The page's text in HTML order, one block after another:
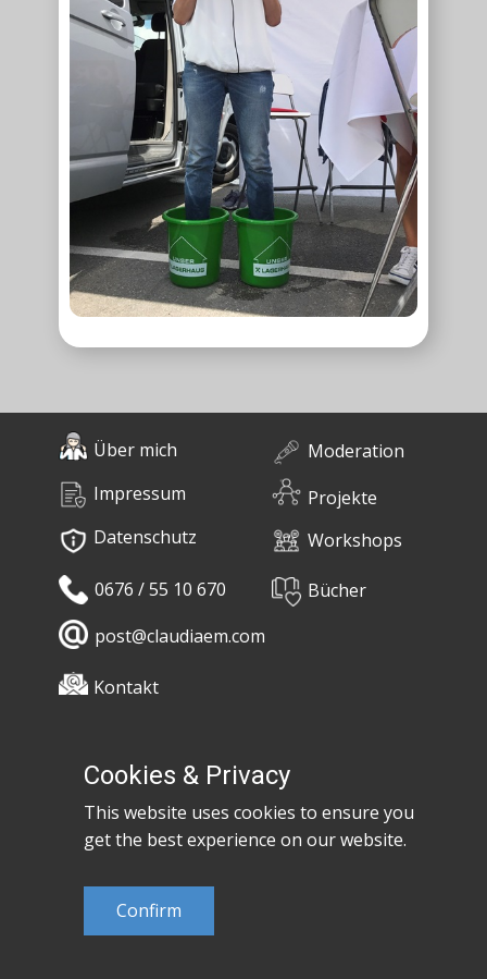
0676 / 55 10 670
Moderation
Über mich
post@claudiaem.com
Projekte
Impressum
Datenschutz
Workshops
Kontakt
Bücher
Cookies & Privacy
This website uses cookies to ensure you
get the best experience on our website.
Confirm